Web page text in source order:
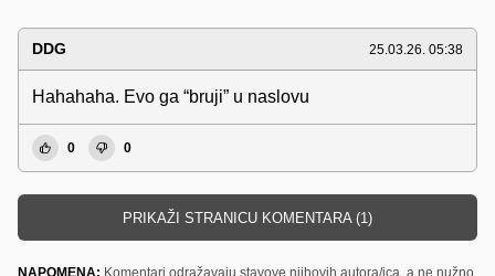
DDG 25.03.26. 05:38
Hahahaha. Evo ga “bruji” u naslovu
0 0
PRIKAŽI STRANICU KOMENTARA (1)